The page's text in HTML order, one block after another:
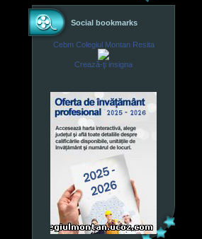
Social bookmarks
Cebm Colegiul Montan Resita
Crează-ţi insigna